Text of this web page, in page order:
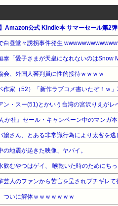
】Amazon公式 Kindle本 サマーセール第2
白昼堂々誘拐事件発生
会、外国人審判員に性的接待ｗｗｗｗ
作家（52）「新作ラブコメ書いたぞ！
ン・スー(51)とかいう台湾の宮沢りえがレ
か社』セール・キャンペーン中のマンガ
嬢さん、とある非常識行為により太客
の地震が起きた映像、ヤバイ。
飲むやつはゲイ、 喉乾いた時のためにち
芸人のファンから苦言を呈されブチギレ
ついに解体ｗｗｗｗｗｗｗ